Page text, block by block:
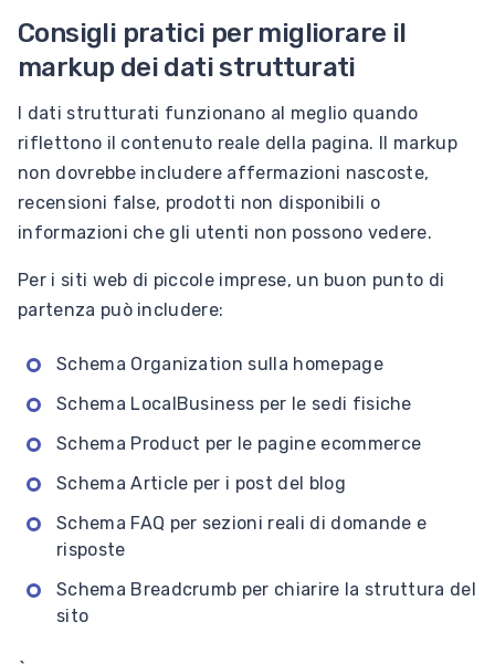
Consigli pratici per migliorare il
markup dei dati strutturati
I dati strutturati funzionano al meglio quando
riflettono il contenuto reale della pagina. Il markup
non dovrebbe includere affermazioni nascoste,
recensioni false, prodotti non disponibili o
informazioni che gli utenti non possono vedere.
Per i siti web di piccole imprese, un buon punto di
partenza può includere:
Schema Organization sulla homepage
Schema LocalBusiness per le sedi fisiche
Schema Product per le pagine ecommerce
Schema Article per i post del blog
Schema FAQ per sezioni reali di domande e
risposte
Schema Breadcrumb per chiarire la struttura del
sito